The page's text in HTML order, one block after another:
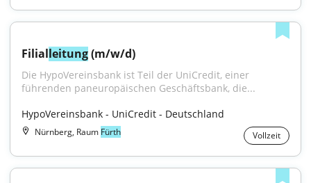
Filialleitung (m/w/d)
Die HypoVereinsbank ist Teil der UniCredit, einer
führenden paneuropäischen Geschäftsbank, die...
HypoVereinsbank - UniCredit - Deutschland
Nürnberg, Raum Fürth Vollzeit